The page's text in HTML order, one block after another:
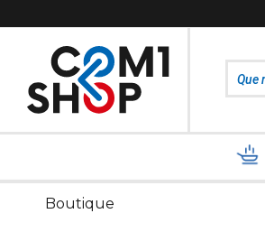
Boutique